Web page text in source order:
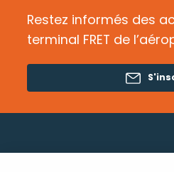
Restez informés des
terminal FRET de